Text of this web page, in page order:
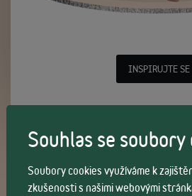
INSPIRUJTE SE
Inspirace
Souhlas se soubory
Soubory cookies využíváme k
zkušenosti s našimi webovými